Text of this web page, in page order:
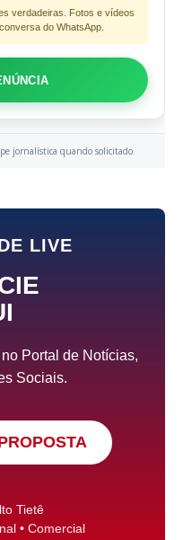
verdadeiras. Fotos e vídeos
do WhatsApp.
jornalística quando solicitado.
LIVE
Portal de Notícias,
Sociais.
Tietê
• Comercial